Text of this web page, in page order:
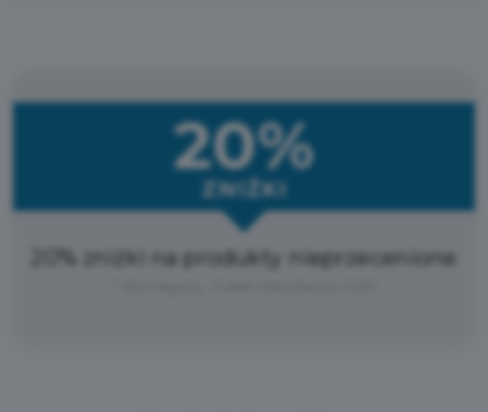
20%
ZNIŻKI
20% zniżki na produkty nieprzecenione